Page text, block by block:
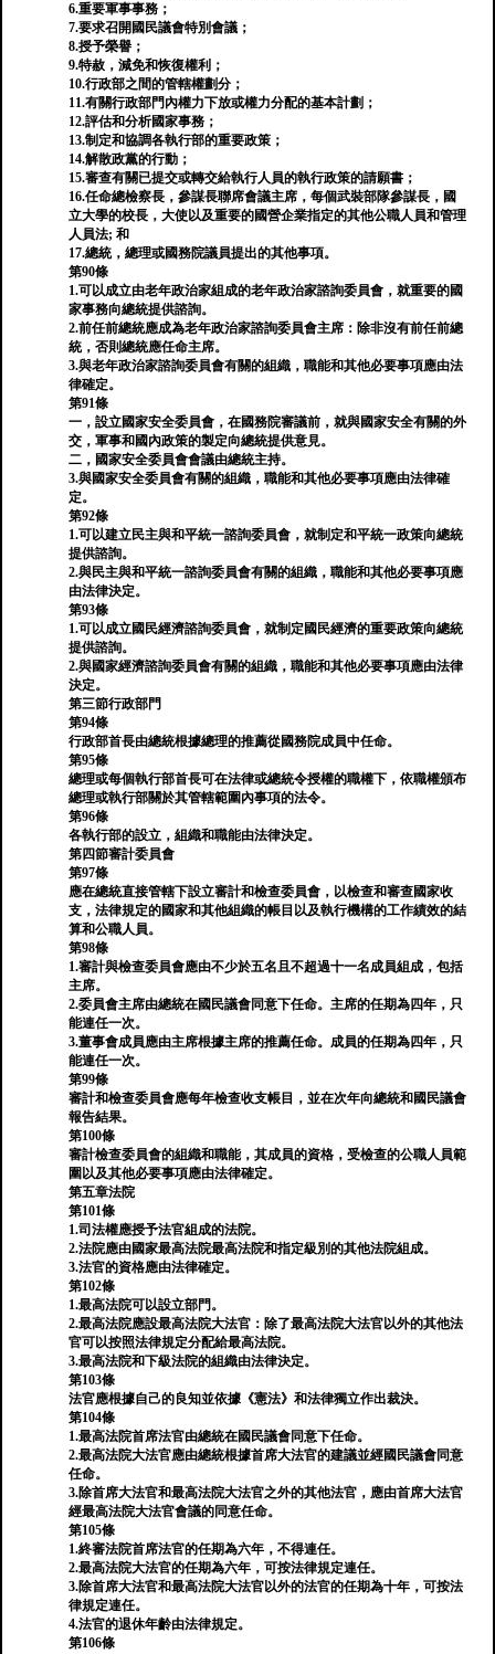
6.重要軍事事務；
7.要求召開國民議會特別會議；
8.授予榮譽；
9.特赦，減免和恢復權利；
10.行政部之間的管轄權劃分；
11.有關行政部門內權力下放或權力分配的基本計劃；
12.評估和分析國家事務；
13.制定和協調各執行部的重要政策；
14.解散政黨的行動；
15.審查有關已提交或轉交給執行人員的執行政策的請願書；
16.任命總檢察長，參謀長聯席會議主席，每個武裝部隊參謀長，國
立大學的校長，大使以及重要的國營企業指定的其他公職人員和管理
人員法; 和
17.總統，總理或國務院議員提出的其他事項。
第90條
1.可以成立由老年政治家組成的老年政治家諮詢委員會，就重要的國
家事務向總統提供諮詢。
2.前任前總統應成為老年政治家諮詢委員會主席：除非沒有前任前總
統，否則總統應任命主席。
3.與老年政治家諮詢委員會有關的組織，職能和其他必要事項應由法
律確定。
第91條
一，設立國家安全委員會，在國務院審議前，就與國家安全有關的外
交，軍事和國內政策的製定向總統提供意見。
二，國家安全委員會會議由總統主持。
3.與國家安全委員會有關的組織，職能和其他必要事項應由法律確
定。
第92條
1.可以建立民主與和平統一諮詢委員會，就制定和平統一政策向總統
提供諮詢。
2.與民主與和平統一諮詢委員會有關的組織，職能和其他必要事項應
由法律決定。
第93條
1.可以成立國民經濟諮詢委員會，就制定國民經濟的重要政策向總統
提供諮詢。
2.與國家經濟諮詢委員會有關的組織，職能和其他必要事項應由法律
決定。
第三節行政部門
第94條
行政部首長由總統根據總理的推薦從國務院成員中任命。
第95條
總理或每個執行部首長可在法律或總統令授權的職權下，依職權頒布
總理或執行部關於其管轄範圍內事項的法令。
第96條
各執行部的設立，組織和職能由法律決定。
第四節審計委員會
第97條
應在總統直接管轄下設立審計和檢查委員會，以檢查和審查國家收
支，法律規定的國家和其他組織的帳目以及執行機構的工作績效的結
算和公職人員。
第98條
1.審計與檢查委員會應由不少於五名且不超過十一名成員組成，包括
主席。
2.委員會主席由總統在國民議會同意下任命。主席的任期為四年，只
能連任一次。
3.董事會成員應由主席根據主席的推薦任命。成員的任期為四年，只
能連任一次。
第99條
審計和檢查委員會應每年檢查收支帳目，並在次年向總統和國民議會
報告結果。
第100條
審計檢查委員會的組織和職能，其成員的資格，受檢查的公職人員範
圍以及其他必要事項應由法律確定。
第五章法院
第101條
1.司法權應授予法官組成的法院。
2.法院應由國家最高法院最高法院和指定級別的其他法院組成。
3.法官的資格應由法律確定。
第102條
1.最高法院可以設立部門。
2.最高法院應設最高法院大法官：除了最高法院大法官以外的其他法
官可以按照法律規定分配給最高法院。
3.最高法院和下級法院的組織由法律決定。
第103條
法官應根據自己的良知並依據《憲法》和法律獨立作出裁決。
第104條
1.最高法院首席法官由總統在國民議會同意下任命。
2.最高法院大法官應由總統根據首席大法官的建議並經國民議會同意
任命。
3.除首席大法官和最高法院大法官之外的其他法官，應由首席大法官
經最高法院大法官會議的同意任命。
第105條
1.終審法院首席法官的任期為六年，不得連任。
2.最高法院大法官的任期為六年，可按法律規定連任。
3.除首席大法官和最高法院大法官以外的法官的任期為十年，可按法
律規定連任。
4.法官的退休年齡由法律規定。
第106條